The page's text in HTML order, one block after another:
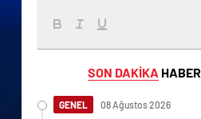
SON DAKİKA
GENEL 08 Ağustos 2026